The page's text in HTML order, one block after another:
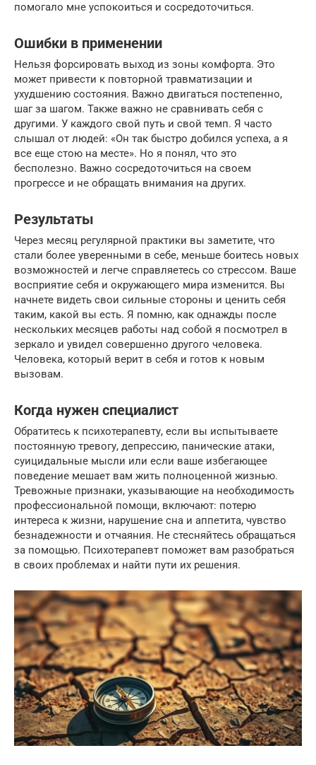
помогало мне успокоиться и сосредоточиться.
Ошибки в применении
Нельзя форсировать выход из зоны комфорта. Это
может привести к повторной травматизации и
ухудшению состояния. Важно двигаться постепенно,
шаг за шагом. Также важно не сравнивать себя с
другими. У каждого свой путь и свой темп. Я часто
слышал от людей: «Он так быстро добился успеха, а я
все еще стою на месте». Но я понял, что это
бесполезно. Важно сосредоточиться на своем
прогрессе и не обращать внимания на других.
Результаты
Через месяц регулярной практики вы заметите, что
стали более уверенными в себе, меньше боитесь новых
возможностей и легче справляетесь со стрессом. Ваше
восприятие себя и окружающего мира изменится. Вы
начнете видеть свои сильные стороны и ценить себя
таким, какой вы есть. Я помню, как однажды после
нескольких месяцев работы над собой я посмотрел в
зеркало и увидел совершенно другого человека.
Человека, который верит в себя и готов к новым
вызовам.
Когда нужен специалист
Обратитесь к психотерапевту, если вы испытываете
постоянную тревогу, депрессию, панические атаки,
суицидальные мысли или если ваше избегающее
поведение мешает вам жить полноценной жизнью.
Тревожные признаки, указывающие на необходимость
профессиональной помощи, включают: потерю
интереса к жизни, нарушение сна и аппетита, чувство
безнадежности и отчаяния. Не стесняйтесь обращаться
за помощью. Психотерапевт поможет вам разобраться
в своих проблемах и найти пути их решения.